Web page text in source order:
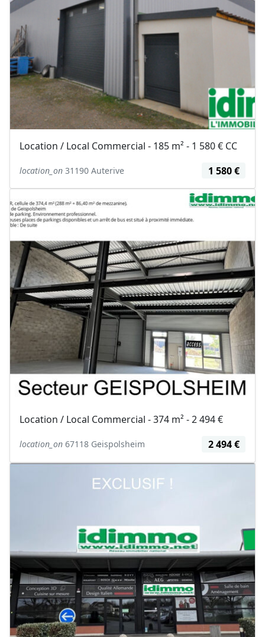
Location / Local Commercial - 185 m² - 1 580 € CC
location_on 31190 Auterive 1 580 €
Location / Local Commercial - 374 m² - 2 494 €
location_on 67118 Geispolsheim 2 494 €